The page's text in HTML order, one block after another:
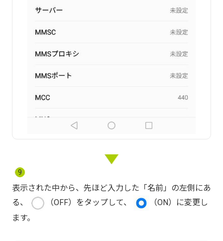
9
表示された中から、先ほど入力した「名前」の左側にあ
る、
（OFF）をタップして、
（ON）に変更し
ます。